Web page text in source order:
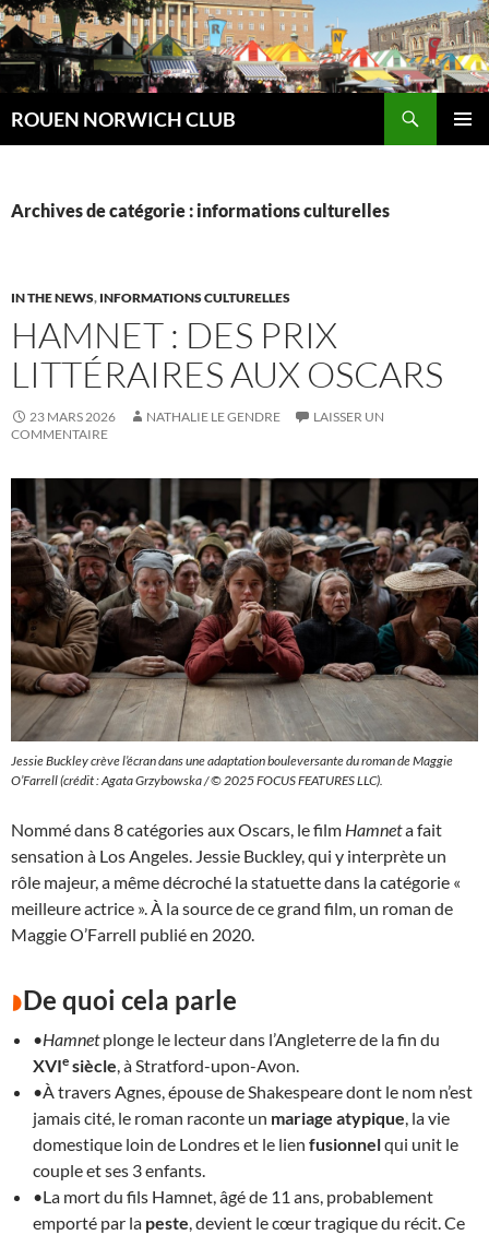
Aller
au
contenu
ROUEN NORWICH CLUB
Archives de catégorie : informations culturelles
IN THE NEWS, INFORMATIONS CULTURELLES
HAMNET : DES PRIX
LITTÉRAIRES AUX OSCARS
23 MARS 2026 NATHALIE LE GENDRE
LAISSER UN
COMMENTAIRE
Jessie Buckley crève l’écran dans une adaptation bouleversante du roman de Maggie
O’Farrell (crédit : Agata Grzybowska / © 2025 FOCUS FEATURES LLC).
Nommé dans 8 catégories aux Oscars, le film Hamneta fait
sensation à Los Angeles. Jessie Buckley, qui y interprète un
rôle majeur, a même décroché la statuette dans la catégorie «
meilleure actrice ». À la source de ce grand film, un roman de
Maggie O’Farrell publié en 2020.
De quoi cela parle
•Hamnetplonge le lecteur dans l’Angleterre de la fin du
XVIe siècle, à Stratford-upon-Avon.
•À travers Agnes, épouse de Shakespeare dont le nom n’est
jamais cité, le roman raconte un mariage atypique, la vie
domestique loin de Londres et le lien fusionnelqui unit le
couple et ses 3 enfants.
•La mort du fils Hamnet, âgé de 11 ans, probablement
emporté par la peste, devient le cœur tragique du récit. Ce